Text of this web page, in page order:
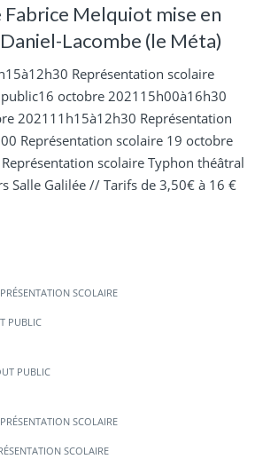
Melquiot mise en
Lacombe (le Méta)
Représentation scolaire
octobre 202115h00à16h30
202111h15à12h30 Représentation
Représentation scolaire 19 octobre
scolaire Typhon théâtral
Salle Galilée // Tarifs de 3,50€ à 16 €
SCOLAIRE
PUBLIC
PUBLIC
SCOLAIRE
SCOLAIRE